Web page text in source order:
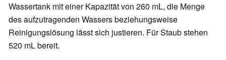
Wassertank mit einer Kapazität von 260 mL, die Menge
des aufzutragenden Wassers beziehungsweise
Reinigungslösung lässt sich justieren. Für Staub stehen
520 mL bereit.